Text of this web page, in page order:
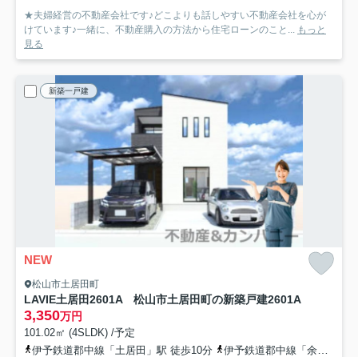
★夫婦経営の不動産会社です♪どこよりも話しやすい不動産会社を心が
けています♪一緒に、不動産購入の方法から住宅ローンのこと...
もっと
見る
新築一戸建
NEW
松山市土居田町
LAVIE土居田2601A 松山市土居田町の新築戸建2601A
3,350万円
101.02㎡ (4SLDK) /予定
伊予鉄道郡中線「土居田」駅 徒歩10分
伊予鉄道郡中線「余戸」駅 徒歩11分